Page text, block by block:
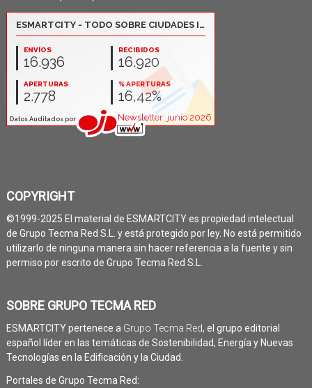
COPYRIGHT
©1999-2025 El material de ESMARTCITY es propiedad intelectual
de Grupo Tecma Red S.L. y está protegido por ley. No está permitido
utilizarlo de ninguna manera sin hacer referencia a la fuente y sin
permiso por escrito de Grupo Tecma Red S.L.
SOBRE GRUPO TECMA RED
ESMARTCITY pertenece a Grupo Tecma Red, el grupo editorial
español líder en las temáticas de Sostenibilidad, Energía y Nuevas
Tecnologías en la Edificación y la Ciudad.
Portales de Grupo Tecma Red: